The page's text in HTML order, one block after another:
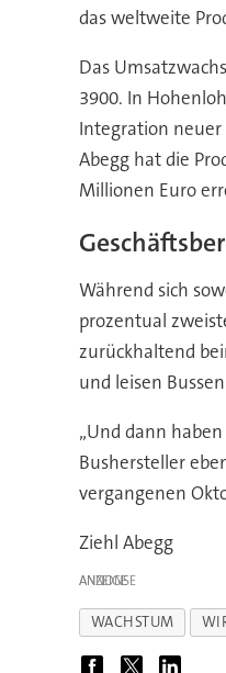
das weltweite
Das
3900. In
Integration neuer
Abegg hat die
Millionen Euro
Während sich
prozentual
zurückhaltend
und leisen
„Und dann
Bushersteller
vergangenen
Ziehl Abegg
ANZEIGE
WACHSTUM